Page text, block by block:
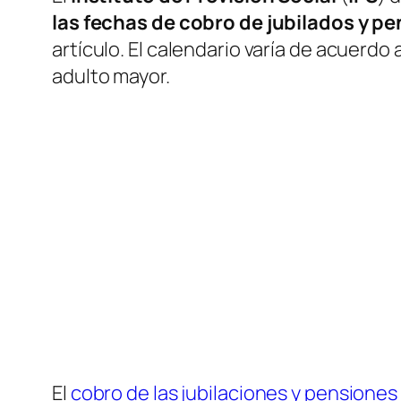
las fechas de cobro de jubilados y
artículo. El calendario varía de
adulto mayor.
El cobro de las jubilaciones y pensiones